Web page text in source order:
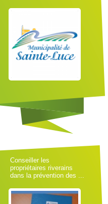
Conseiller les
propriétaires riverains
dans la prévention des ...